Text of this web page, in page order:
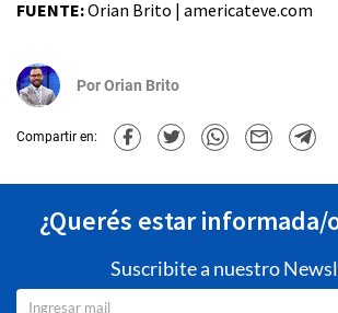
FUENTE:Orian Brito | americateve.com
PorOrian Brito
Compartir en:
¿Querés estar informada/
Suscribite a nuestro